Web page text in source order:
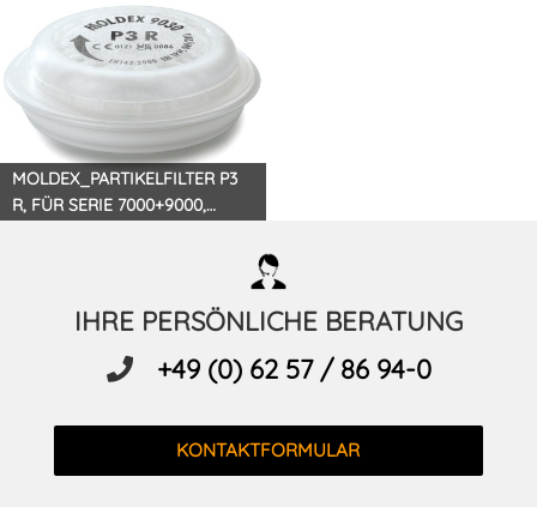
MOLDEX_PARTIKELFILTER P3
R, FÜR SERIE 7000+9000,
IHRE PERSÖNLICHE BERATUNG
+49 (0) 62 57 / 86 94-0
KONTAKTFORMULAR